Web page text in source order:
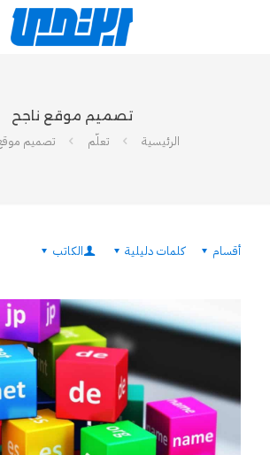
تصميم موقع ناجح
الرئيسية
تعلّم تصميم
أقسام كلمات دليلية الكاتب